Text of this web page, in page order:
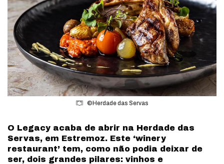
©Herdade das Servas
O Legacy acaba de abrir na Herdade das
Servas, em Estremoz. Este ‘winery
restaurant’ tem, como não podia deixar de
ser, dois grandes pilares: vinhos e